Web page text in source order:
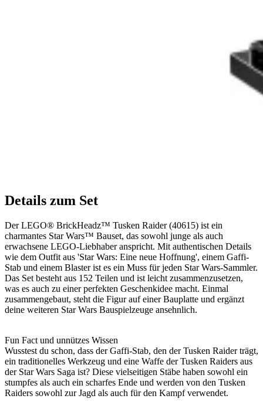
Details zum Set
Der LEGO® BrickHeadz™ Tusken Raider (40615) ist ein
charmantes Star Wars™ Bauset, das sowohl junge als auch
erwachsene LEGO-Liebhaber anspricht. Mit authentischen Details
wie dem Outfit aus 'Star Wars: Eine neue Hoffnung', einem Gaffi-
Stab und einem Blaster ist es ein Muss für jeden Star Wars-Sammler.
Das Set besteht aus 152 Teilen und ist leicht zusammenzusetzen,
was es auch zu einer perfekten Geschenkidee macht. Einmal
zusammengebaut, steht die Figur auf einer Bauplatte und ergänzt
deine weiteren Star Wars Bauspielzeuge ansehnlich.
Fun Fact und unnützes Wissen
Wusstest du schon, dass der Gaffi-Stab, den der Tusken Raider trägt,
ein traditionelles Werkzeug und eine Waffe der Tusken Raiders aus
der Star Wars Saga ist? Diese vielseitigen Stäbe haben sowohl ein
stumpfes als auch ein scharfes Ende und werden von den Tusken
Raiders sowohl zur Jagd als auch für den Kampf verwendet.